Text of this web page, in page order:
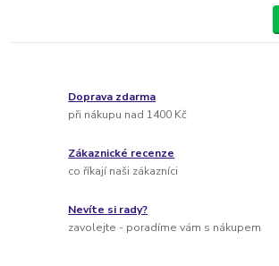
Doprava zdarma
při nákupu nad 1400 Kč
Zákaznické recenze
co říkají naši zákazníci
Nevíte si rady?
zavolejte - poradíme vám s nákupem